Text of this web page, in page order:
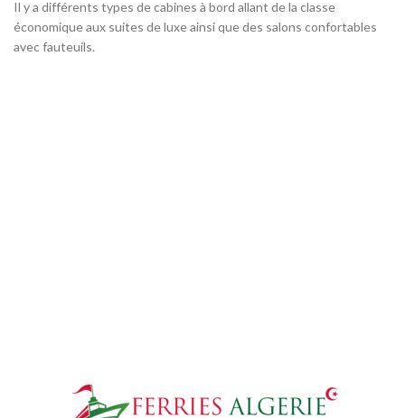
Il y a différents types de cabines à bord allant de la classe
économique aux suites de luxe ainsi que des salons confortables
avec fauteuils.